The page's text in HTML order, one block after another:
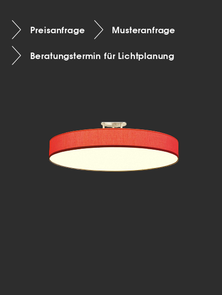
Preisanfrage Musteranfrage
Beratungstermin für Lichtplanung